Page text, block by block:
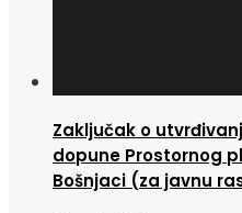
Zaključak o
dopune Prostornog
Bošnjaci (za javnu